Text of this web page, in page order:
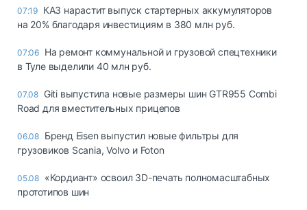
07:19 КАЗ нарастит выпуск стартерных аккумуляторов
на 20% благодаря инвестициям в 380 млн руб.
07:06 На ремонт коммунальной и грузовой спецтехники
в Туле выделили 40 млн руб.
07.08 Giti выпустила новые размеры шин GTR955 Combi
Road для вместительных прицепов
06.08 Бренд Eisen выпустил новые фильтры для
грузовиков Scania, Volvo и Foton
05.08 «Кордиант» освоил 3D-печать полномасштабных
прототипов шин